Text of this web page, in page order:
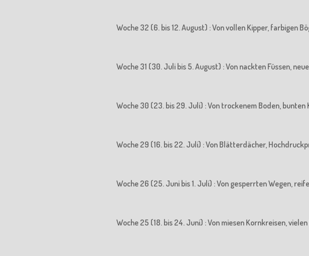
Woche 32 (6. bis 12. August) : Von vollen Kipper, farbigen
Woche 31 (30. Juli bis 5. August) : Von nackten Füssen,
Woche 30 (23. bis 29. Juli) : Von trockenem Boden, bunten
Woche 29 (16. bis 22. Juli) : Von Blätterdächer,
Woche 26 (25. Juni bis 1. Juli) : Von gesperrten Wegen,
Woche 25 (18. bis 24. Juni) : Von miesen Kornkreisen,